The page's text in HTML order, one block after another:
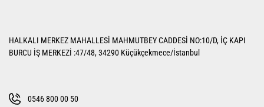
Ürün açıklamasında eksik bilgiler bulunuyor.
Bu ürüne benzer farklı alternatifler olmalı.
HALKALI MERKEZ MAHALLESİ MAHMUTBEY CADDESİ NO:10/D, İÇ KAPI
BURCU İŞ MERKEZİ :47/48, 34290 Küçükçekmece/İstanbul
0546 800 00 50